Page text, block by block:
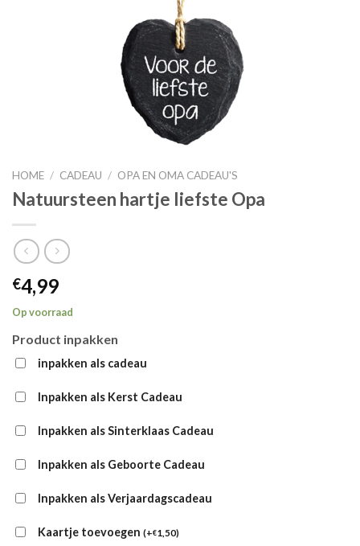
HOME / CADEAU / OPA EN OMA CADEAU'S
Natuursteen hartje liefste Opa
€4,99
Op voorraad
Product inpakken
inpakken als cadeau
Inpakken als Kerst Cadeau
Inpakken als Sinterklaas Cadeau
Inpakken als Geboorte Cadeau
Inpakken als Verjaardagscadeau
Kaartje toevoegen (+€1,50)